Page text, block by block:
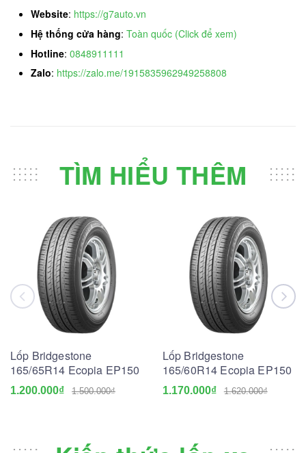
Website: https://g7auto.vn
Hệ thống cửa hàng: Toàn quốc (Click để xem)
Hotline: 0848911111
Zalo: https://zalo.me/1915835962949258808
TÌM HIỂU THÊM
Lốp Bridgestone
165/65R14 Ecopia EP150
1.200.000₫ 1.500.000₫
Lốp Bridgestone
165/60R14 Ecopia EP150
1.170.000₫ 1.620.000₫